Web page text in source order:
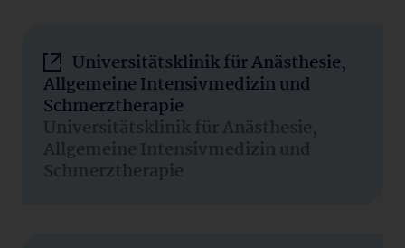
Universitätsklinik für Anästhesie,
Allgemeine Intensivmedizin und
Schmerztherapie
Universitätsklinik für Anästhesie,
Allgemeine Intensivmedizin und
Schmerztherapie